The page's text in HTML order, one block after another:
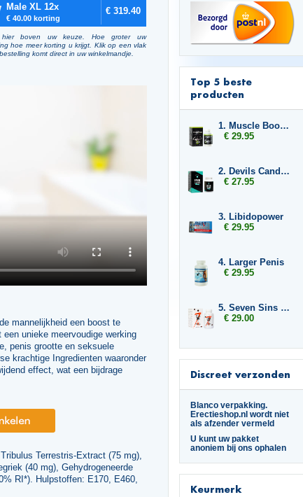
Male XL 12x
€ 40.00 korting
€ 319.40
hier boven uw keuze. Hoe groter uw
hoe meer korting u krijgt. Klik op een vlak
komt direct in uw winkelmandje.
mannelijkheid een boost te
unieke meervoudige werking
penis grootte en seksuele
krachtige Ingredienten waaronder
effect, wat een bijdrage
Terrestris-Extract (75 mg),
(40 mg), Gehydrogeneerde
RI*). Hulpstoffen: E170, E460,
Top 5 beste
producten
1. Muscle Booster
€ 29.95
2. Devils Candy Sperm Flood
€ 27.95
3. Libidopower
€ 29.95
4. Larger Penis
€ 29.95
5. Seven Sins Boost
€ 29.00
Discreet verzonden
Blanco verpakking.
Erectieshop.nl wordt niet
als afzender vermeld
U kunt uw pakket
anoniem bij ons ophalen
Keurmerk